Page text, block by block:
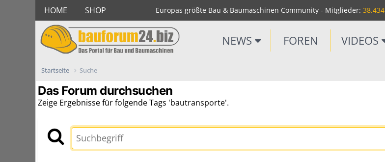
HOME SHOP Europas größte Bau & Baumaschinen Community - Mitglieder: 38.434
NEWS FOREN VIDEOS
Startseite Suche
Das Forum durchsuchen
Zeige Ergebnisse für folgende Tags 'bautransporte'.